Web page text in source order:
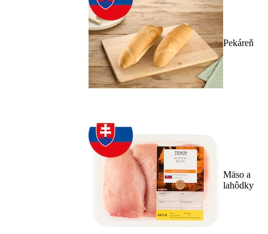
Pekáreň
Mäso a
lahôdky